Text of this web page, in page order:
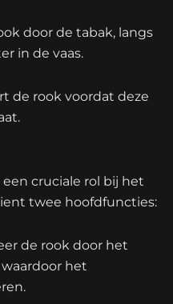
door de tabak, langs
in de vaas.
rook voordat deze
cruciale rol bij het
twee hoofdfuncties:
de rook door het
het